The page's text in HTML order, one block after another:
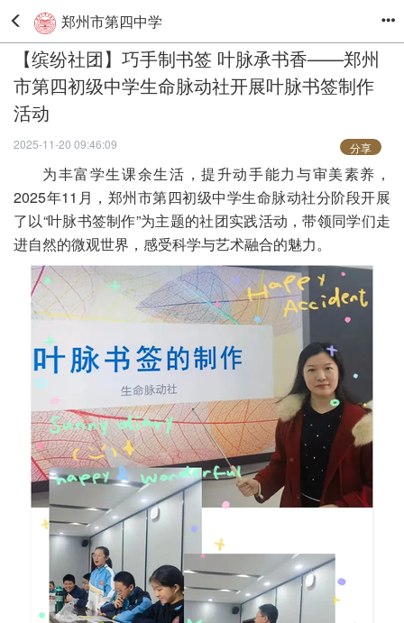
郑州市第四中学
【缤纷社团】巧手制书签 叶脉承书香——郑州
市第四初级中学生命脉动社开展叶脉书签制作
活动
2025-11-20 09:46:09 分享
为丰富学生课余生活，提升动手能力与审美素养，
2025年11月，郑州市第四初级中学生命脉动社分阶段开展
了以“叶脉书签制作”为主题的社团实践活动，带领同学们走
进自然的微观世界，感受科学与艺术融合的魅力。